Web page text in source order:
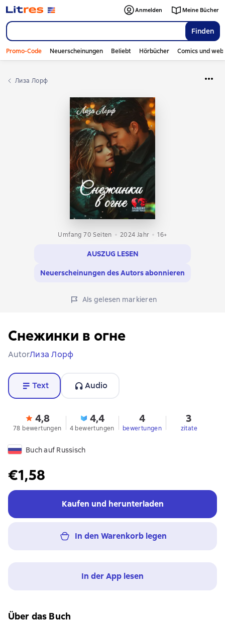
Finden
Anmelden Meine Bücher
Promo-Code Neuerscheinungen Beliebt Hörbücher Comics und
Лиза Лорф
Umfang 70 Seiten 2024 Jahr 16+
AUSZUG LESEN
Neuerscheinungen des Autors abonnieren
Als gelesen markieren
Снежинки в огне
AutorЛиза Лорф
Text Audio
4,8
78 bewertungen
4,4
4 bewertungen
4
bewertungen
3
zitate
Buch auf Russisch
€1,58
Kaufen und herunterladen
In den Warenkorb legen
In der App lesen
Über das Buch